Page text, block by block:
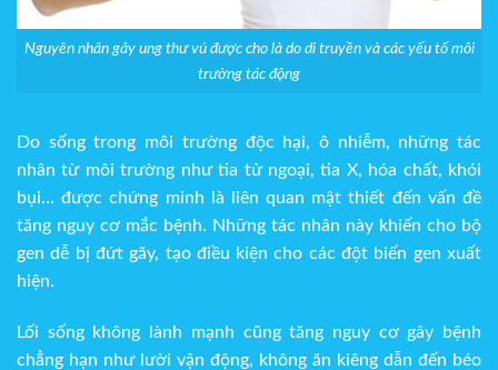
Nguyên nhân gây ung thư vú được cho là do di truyền và các yếu tố môi
trường tác động
Do sống trong môi trường độc hại, ô nhiễm, những tác
nhân từ môi trường như tia tử ngoại, tia X, hóa chất, khói
bụi… được chứng minh là liên quan mật thiết đến vấn đề
tăng nguy cơ mắc bệnh. Những tác nhân này khiến cho bộ
gen dễ bị đứt gãy, tạo điều kiện cho các đột biến gen xuất
hiện.
Lối sống không lành mạnh cũng tăng nguy cơ gây bệnh
chẳng hạn như lười vận động, không ăn kiêng dẫn đến béo